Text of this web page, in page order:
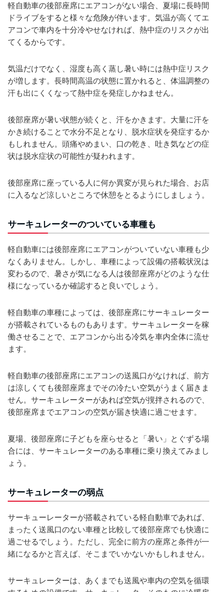
軽自動車の後部座席にエアコンがない場合、夏場に長時間
ドライブをすると様々な危険が伴います。気温が高くてエ
アコンで車内を十分冷やせなければ、熱中症のリスクが出
てくるからです。
気温だけでなく、湿度も高く蒸し暑い時には熱中症リスク
が増します。長時間高温の状態に置かれると、体温調整の
汗も出にくくなって熱中症を発症しかねません。
後部座席が暑い状態が続くと、汗をかきます。大量に汗を
かき続けることで水分不足となり、脱水症状を発症するか
もしれません。頭痛やめまい、口の乾き、吐き気などの症
状は脱水症状の可能性が疑われます。
後部座席に座っている人に何か異変が見られた場合、お店
に入るなど涼しいところで休憩をとるようにしましょう。
サーキュレーターのついている車種も
軽自動車には後部座席にエアコンがついていない車種も少
なくありません。しかし、車種によって設備の搭載状況は
変わるので、暑さが気になる人は後部座席がどのような仕
様になっているか確認すると良いでしょう。
軽自動車の車種によっては、後部座席にサーキュレーター
が搭載されているものもあります。サーキュレーターを稼
働させることで、エアコンから出る冷気を車内全体に流せ
ます。
軽自動車の後部座席にエアコンの送風口がなければ、前方
は涼しくても後部座席までその冷たい空気がうまく届きま
せん。サーキュレーターがあれば空気が撹拌されるので、
後部座席までエアコンの空気が届き快適に過ごせます。
夏場、後部座席に子どもを座らせると「暑い」とぐずる場
合には、サーキュレーターのある車種に乗り換えてみまし
ょう。
サーキュレーターの弱点
サーキューレーターが搭載されている軽自動車であれば、
まったく送風口のない車種と比較して後部座席でも快適に
過ごせるでしょう。ただし、完全に前方の座席と条件が一
緒になるかと言えば、そこまでいかないかもしれません。
サーキュレーターは、あくまでも送風や車内の空気を循環